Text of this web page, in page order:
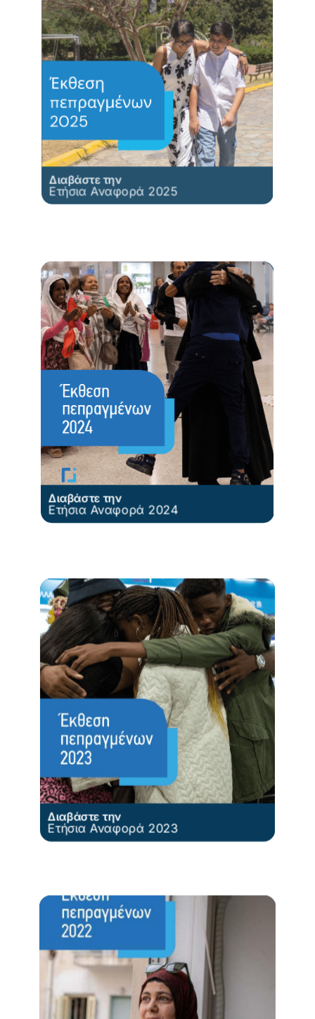
Διαβάστε την
Ετήσια Αναφορά 2025
Διαβάστε την
Ετήσια Αναφορά 2024
Διαβάστε την
Ετήσια Αναφορά 2023